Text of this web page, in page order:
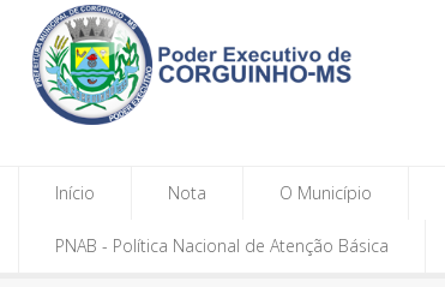
Início Nota O Município
PNAB - Política Nacional de Atenção Básica